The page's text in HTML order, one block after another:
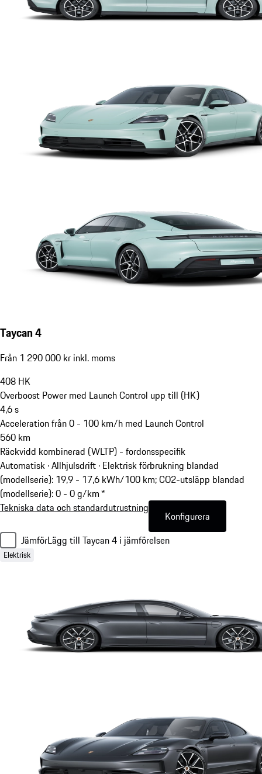
Taycan 4
Från 1 290 000 kr inkl. moms
408 HK
Overboost Power med Launch Control upp till (HK)
4,6s
Acceleration från 0 - 100 km/h med Launch Control
560 km
Räckvidd kombinerad (WLTP) - fordonsspecifik
Automatisk · Allhjulsdrift · Elektrisk förbrukning blandad
(modellserie): 19,9 - 17,6 kWh/100 km; CO2-utsläpp blandad
(modellserie): 0 - 0 g/km *
Tekniska data och standardutrustning
Konfigurera
JämförLägg till Taycan 4 i jämförelsen
Elektrisk